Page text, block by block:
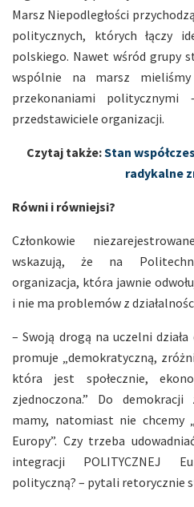
Marsz Niepodległości
politycznych, których łączy
polskiego. Nawet wśród grupy
wspólnie na marsz
przekonaniami politycznymi
przedstawiciele organizacji.
Czytaj także:Stan
radykalne
Równi i równiejsi?
Członkowie
wskazują, że na
organizacja, która jawnie
i nie ma problemów z
– Swoją drogą na uczelni
promuje „demokratyczną,
która jest społecznie,
zjednoczona.” Do
mamy, natomiast nie chcemy
Europy”. Czy trzeba
integracji POLITYCZNEJ
polityczną? – pytali retorycznie